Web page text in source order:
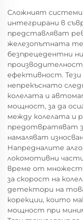
Сложният
интегрирани в
представляват
железопътната
безпрецедентни
ефективност.
непрекъснато
колелата и
мощност, за да
между колелата и
предотвратяват
намаляват
Напредналите
локомотивни
време от
за скорост на
детектори на
корекции, които
мощност при